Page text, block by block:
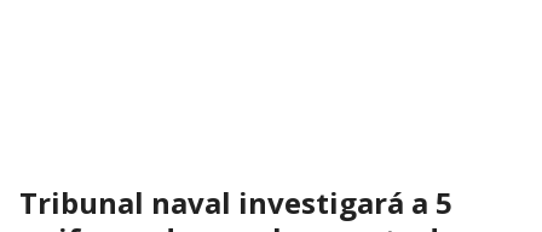
Tribunal naval investigará a 5